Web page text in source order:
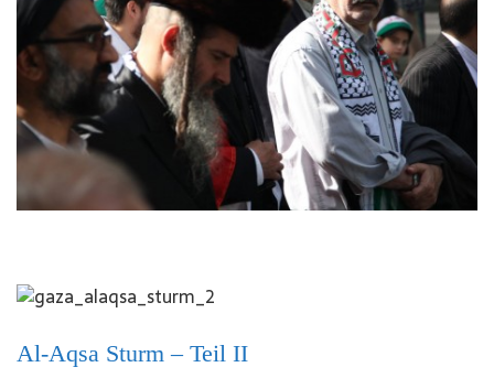
Al-Aqsa Sturm – Teil II